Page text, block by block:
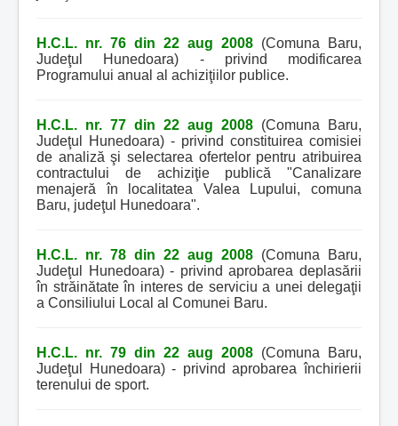
H.C.L. nr. 76 din 22 aug 2008 (Comuna Baru,
Judeţul Hunedoara) - privind modificarea
Programului anual al achiziţiilor publice.
H.C.L. nr. 77 din 22 aug 2008 (Comuna Baru,
Judeţul Hunedoara) - privind constituirea comisiei
de analiză şi selectarea ofertelor pentru atribuirea
contractului de achiziţie publică "Canalizare
menajeră în localitatea Valea Lupului, comuna
Baru, judeţul Hunedoara".
H.C.L. nr. 78 din 22 aug 2008 (Comuna Baru,
Judeţul Hunedoara) - privind aprobarea deplasării
în străinătate în interes de serviciu a unei delegaţii
a Consiliului Local al Comunei Baru.
H.C.L. nr. 79 din 22 aug 2008 (Comuna Baru,
Judeţul Hunedoara) - privind aprobarea închirierii
terenului de sport.